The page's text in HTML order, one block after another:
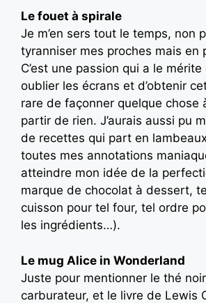
Le fouet à spirale
Je m’en sers tout le temps, non
tyranniser mes proches mais en
C’est une passion qui a le
oublier les écrans et d’obtenir
rare de façonner quelque chose
partir de rien. J’aurais aussi pu
de recettes qui part en
toutes mes annotations
atteindre mon idée de la
marque de chocolat à dessert,
cuisson pour tel four, tel ordre
les ingrédients…).
Le mug Alice in Wonderland
Juste pour mentionner le thé
carburateur, et le livre de Lewis